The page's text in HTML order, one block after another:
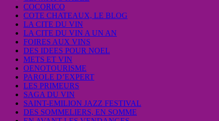
COCORICO
COTE CHATEAUX, LE BLOG
LA CITE DU VIN
LA CITE DU VIN A UN AN
FOIRES AUX VINS
DES IDEES POUR NOEL
METS ET VIN
OENOTOURISME
PAROLE D’EXPERT
LES PRIMEURS
SAGA DU VIN
SAINT-EMILION JAZZ FESTIVAL
DES SOMMELIERS, EN SOMME